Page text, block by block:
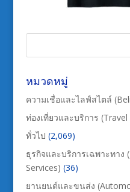
หมวดหมู่
ความเชื่อและไลฟ์สไตล์
ท่องเที่ยวและบริการ
ทั่วไป (2,069)
ธุรกิจและบริการเฉพาะทาง
Services) (36)
ยานยนต์และขนส่ง